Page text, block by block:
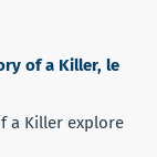
of a Killer, le
a Killer explore